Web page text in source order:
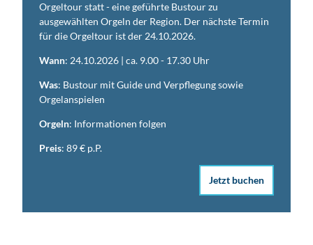
Orgeltour statt - eine geführte Bustour zu
ausgewählten Orgeln der Region. Der nächste Termin
für die Orgeltour ist der 24.10.2026.
Wann: 24.10.2026 | ca. 9.00 - 17.30 Uhr
Was: Bustour mit Guide und Verpflegung sowie
Orgelanspielen
Orgeln: Informationen folgen
Preis: 89 € p.P.
Jetzt buchen